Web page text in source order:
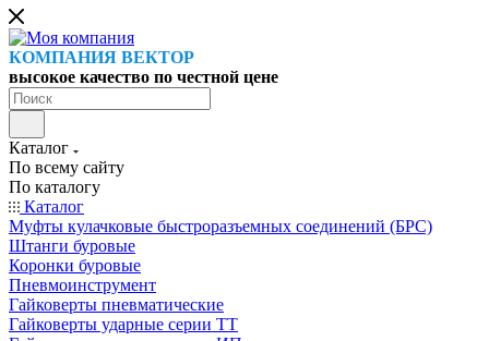
КОМПАНИЯ ВЕКТОР
высокое качество по честной цене
Каталог
По всему сайту
По каталогу
Каталог
Муфты кулачковые быстроразъемных соединений (БРС)
Штанги буровые
Коронки буровые
Пневмоинструмент
Гайковерты пневматические
Гайковерты ударные серии ТТ